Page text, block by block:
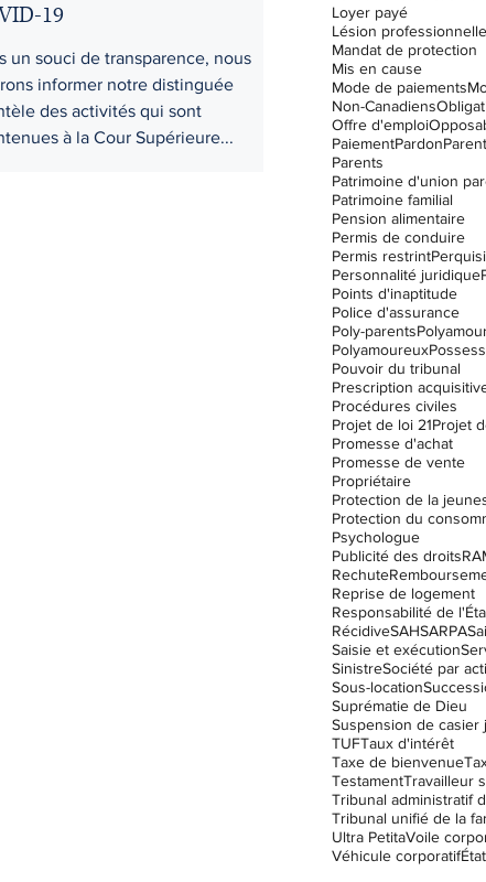
19
un souci de transparence, nous
informer notre distinguée
des activités qui sont
à la Cour Supérieure...
Loyer payé
Lésion professionnelle
Mandat de protection
Mis en cause
Mode de paiements
Non-Canadiens
Offre d'emploi
PaiementPardon
Parents
Patrimoine d'union
Patrimoine familial
Pension alimentaire
Permis de conduire
Permis restrint
Personnalité juridique
Points d'inaptitude
Police d'assurance
Poly-parents
Polyamoureux
Pouvoir du tribunal
Prescription
Procédures civiles
Projet de loi 21Projet
Promesse d'achat
Promesse de vente
Propriétaire
Protection de la
Protection du
Psychologue
Publicité des droits
Rechute
Reprise de logement
Responsabilité de
RécidiveSAHSARPA
Saisie et exécution
SinistreSociété par
Sous-location
Suprématie de Dieu
TUFTaux d'intérêt
Taxe de bienvenue
TestamentTravailleur
Tribunal unifié de la
Ultra PetitaVoile
Véhicule corporatifÉtat